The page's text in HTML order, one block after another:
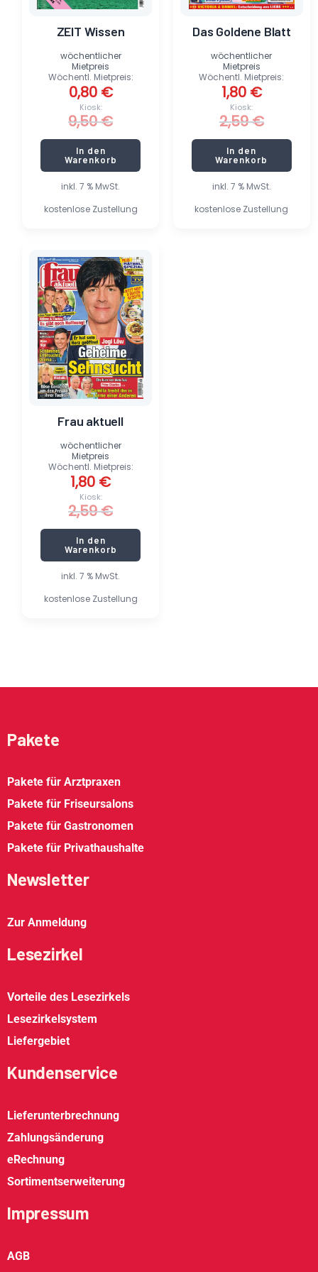
inkl. 7 % MwSt.
kostenlose Zustellung
ZEIT Wissen
Kiosk:
9,50€
Wöchentl. Mietpreis:
0,80 €
wöchentlicher
Mietpreis
In den
Warenkorb
inkl. 7 % MwSt.
kostenlose Zustellung
Das Goldene Blatt
Kiosk:
2,59€
Wöchentl. Mietpreis:
1,80 €
wöchentlicher
Mietpreis
In den
Warenkorb
inkl. 7 % MwSt.
kostenlose Zustellung
Frau aktuell
Kiosk:
2,59€
Preis
war:
2,59 €
Wöchentl. Mietpreis:
1,80 €
Preis
ist:
1,80 €.
wöchentlicher
Mietpreis
In den
Warenkorb
Pakete
Pakete für Arztpraxen
Pakete für Friseursalons
Pakete für Gastronomen
Pakete für Privathaushalte
Newsletter
Zur Anmeldung
Lesezirkel
Vorteile des Lesezirkels
Lesezirkelsystem
Liefergebiet
Kundenservice
Lieferunterbrechnung
Zahlungsänderung
eRechnung
Sortimentserweiterung
Impressum
AGB